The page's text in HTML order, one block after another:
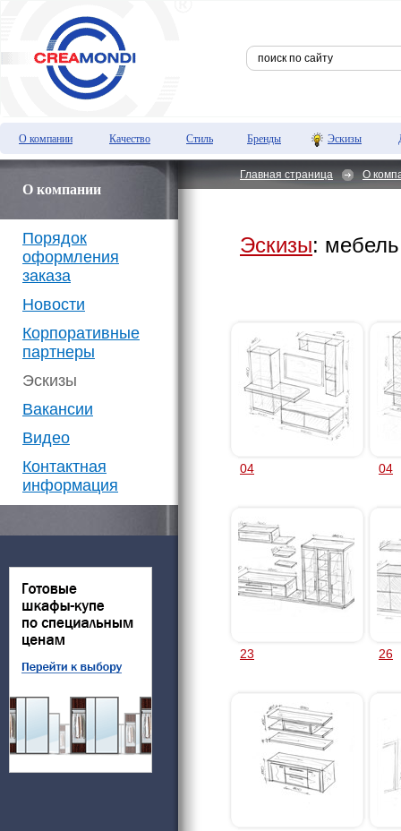
О компании Качество Стиль Бренды Эскизы
О компании
Порядок
оформления
заказа
Новости
Корпоративные
партнеры
Эскизы
Вакансии
Видео
Контактная
информация
Главная страница О
Эскизы:
04 04
23 26